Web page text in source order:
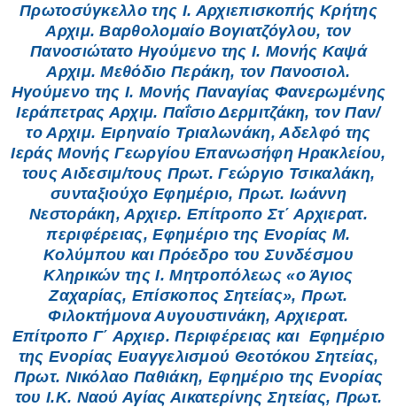
Πρωτοσύγκελλο της Ι. Αρχιεπισκοπής Κρήτης
Αρχιμ. Βαρθολομαίο Βογιατζόγλου, τον
Πανοσιώτατο Ηγούμενο της Ι. Μονής Καψά
Αρχιμ. Μεθόδιο Περάκη, τον Πανοσιολ.
Ηγούμενο της Ι. Μονής Παναγίας Φανερωμένης
Ιεράπετρας Αρχιμ. Παΐσιο Δερμιτζάκη, τον Παν/
το Αρχιμ. Ειρηναίο Τριαλωνάκη, Αδελφό της
Ιεράς Μονής Γεωργίου Επανωσήφη Ηρακλείου,
τους Αιδεσιμ/τους Πρωτ. Γεώργιο Τσικαλάκη,
συνταξιούχο Εφημέριο, Πρωτ. Ιωάννη
Νεστοράκη, Αρχιερ. Επίτροπο Στ΄ Αρχιερατ.
περιφέρειας, Εφημέριο της Ενορίας Μ.
Κολύμπου και Πρόεδρο του Συνδέσμου
Κληρικών της Ι. Μητροπόλεως «ο Άγιος
Ζαχαρίας, Επίσκοπος Σητείας», Πρωτ.
Φιλοκτήμονα Αυγουστινάκη, Αρχιερατ.
Επίτροπο Γ΄ Αρχιερ. Περιφέρειας και Εφημέριο
της Ενορίας Ευαγγελισμού Θεοτόκου Σητείας,
Πρωτ. Νικόλαο Παθιάκη, Εφημέριο της Ενορίας
του Ι.Κ. Ναού Αγίας Αικατερίνης Σητείας, Πρωτ.